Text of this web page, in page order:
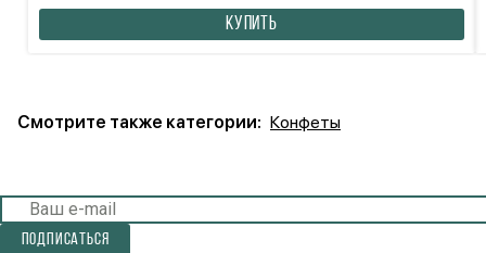
КУПИТЬ
Смотрите также категории: Конфеты
Подписаться